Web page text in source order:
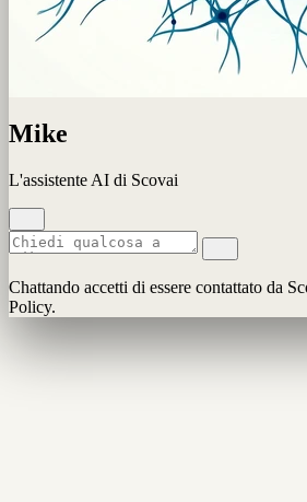
Mike
L'assistente AI di Scovai
Chattando accetti di essere contattato da
Policy.